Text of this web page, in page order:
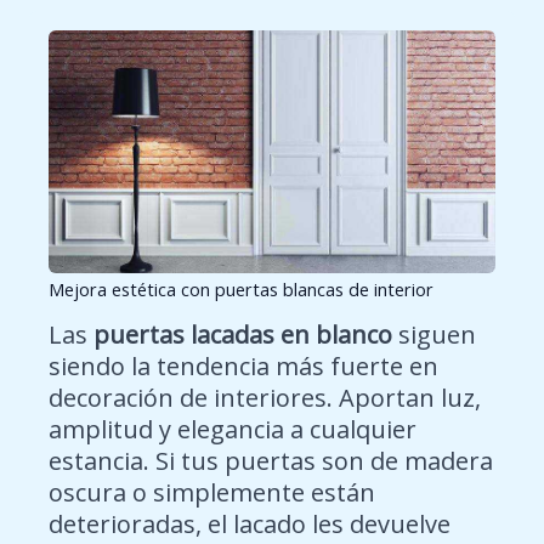
Mejora estética con puertas blancas de interior
Las puertas lacadas en blanco siguen
siendo la tendencia más fuerte en
decoración de interiores. Aportan luz,
amplitud y elegancia a cualquier
estancia. Si tus puertas son de madera
oscura o simplemente están
deterioradas, el lacado les devuelve